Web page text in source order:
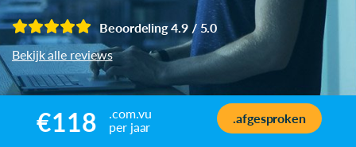
Beoordeling 4.9 / 5.0
Bekijk alle reviews
€118
.com.vu
per jaar
.afgesproken